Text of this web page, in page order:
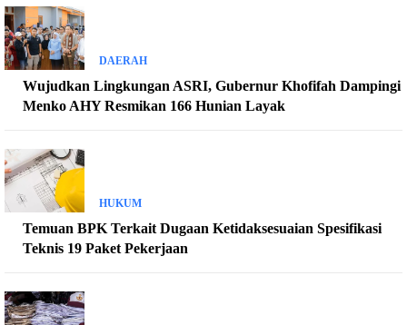
DAERAH
Wujudkan Lingkungan ASRI, Gubernur Khofifah Dampingi
Menko AHY Resmikan 166 Hunian Layak
HUKUM
Temuan BPK Terkait Dugaan Ketidaksesuaian Spesifikasi
Teknis 19 Paket Pekerjaan